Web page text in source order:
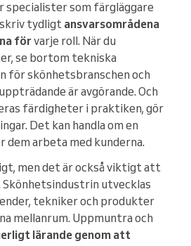
som färgläggare
tydligt ansvarsområdena
förvarje roll. När du
se bortom tekniska
för skönhetsbranschen och
är avgörande. Och
färdigheter i praktiken, gör
Det kan handla om en
dem arbeta med kunderna.
men det är också viktigt att
Skönhetsindustrin utvecklas
tekniker och produkter
mellanrum. Uppmuntra och
lärande genom att